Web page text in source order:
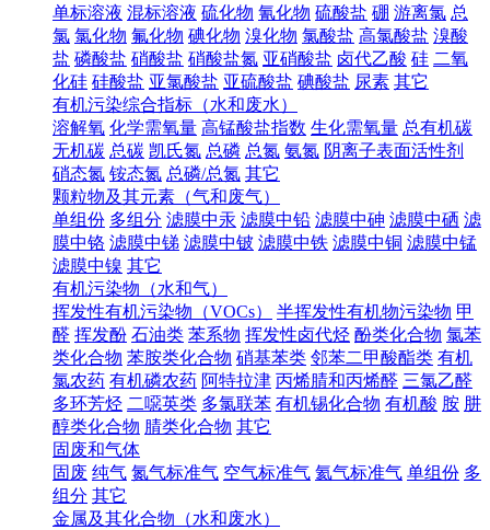
单标溶液 混标溶液 硫化物 氰化物 硫酸盐 硼 游离氯 总
氯 氯化物 氟化物 碘化物 溴化物 氯酸盐 高氯酸盐 溴酸
盐 磷酸盐 硝酸盐 硝酸盐氮 亚硝酸盐 卤代乙酸 硅 二氧
化硅 硅酸盐 亚氯酸盐 亚硫酸盐 碘酸盐 尿素 其它
有机污染综合指标（水和废水）
溶解氧 化学需氧量 高锰酸盐指数 生化需氧量 总有机碳
无机碳 总碳 凯氏氮 总磷 总氮 氨氮 阴离子表面活性剂
硝态氮 铵态氮 总磷/总氮 其它
颗粒物及其元素（气和废气）
单组份 多组分 滤膜中汞 滤膜中铅 滤膜中砷 滤膜中硒 滤
膜中铬 滤膜中锑 滤膜中铍 滤膜中铁 滤膜中铜 滤膜中锰
滤膜中镍 其它
有机污染物（水和气）
挥发性有机污染物（VOCs）
半挥发性有机物污染物 甲
醛 挥发酚 石油类 苯系物 挥发性卤代烃 酚类化合物 氯苯
类化合物 苯胺类化合物 硝基苯类 邻苯二甲酸酯类 有机
氯农药 有机磷农药 阿特拉津 丙烯腈和丙烯醛 三氯乙醛
多环芳烃 二噁英类 多氯联苯 有机锡化合物 有机酸 胺 肼
醇类化合物 腈类化合物 其它
固废和气体
固废 纯气 氮气标准气 空气标准气 氦气标准气 单组份 多
组分 其它
金属及其化合物（水和废水）